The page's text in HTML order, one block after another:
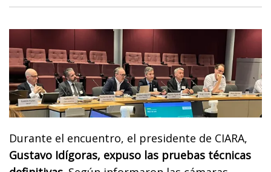
Durante el encuentro, el presidente de CIARA,
Gustavo Idígoras, expuso las pruebas técnicas